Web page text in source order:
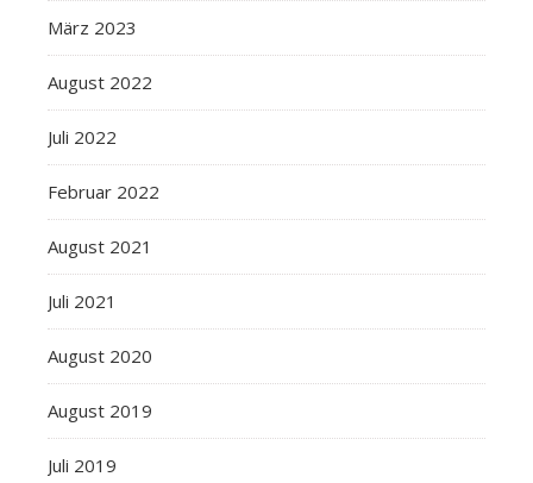
März 2023
August 2022
Juli 2022
Februar 2022
August 2021
Juli 2021
August 2020
August 2019
Juli 2019